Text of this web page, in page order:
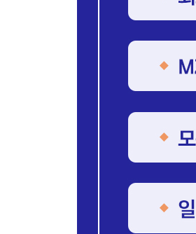
지역사회 이슈에 적극
제43장. 팀장의 품위를